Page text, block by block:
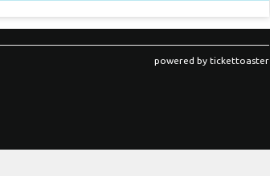
powered by tickettoaster